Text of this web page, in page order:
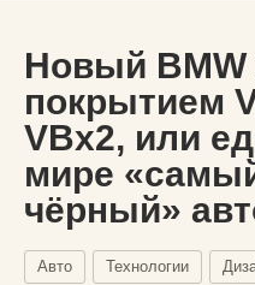
Новый BMW
покрытием
VBx2, или
мире
чёрный»
Авто Технологии